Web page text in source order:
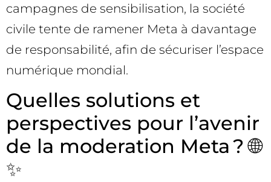
campagnes de sensibilisation, la société
civile tente de ramener Meta à davantage
de responsabilité, afin de sécuriser l’espace
numérique mondial.
Quelles solutions et
perspectives pour l’avenir
de la moderation Meta ? 🌐
✨